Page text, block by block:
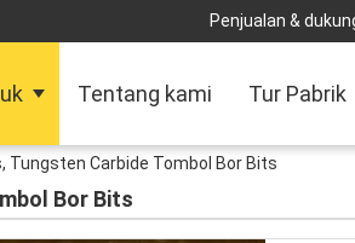
Penjualan &
Tentang kami Tur Pabrik
Tungsten Carbide Tombol Bor Bits
Bor Bits